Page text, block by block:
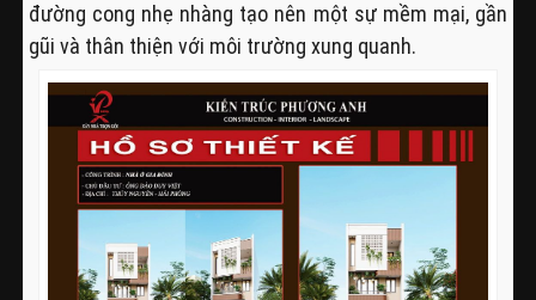
đường cong nhẹ nhàng tạo nên một sự mềm mại, gần
gũi và thân thiện với môi trường xung quanh.